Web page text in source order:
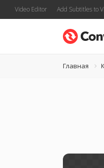
Video Editor Add Subtitles to
Главная